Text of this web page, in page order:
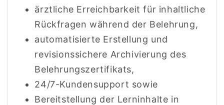
ärztliche Erreichbarkeit für inhaltliche
Rückfragen während der Belehrung,
automatisierte Erstellung und
revisionssichere Archivierung des
Belehrungs­zertifikats,
24/7-Kundensupport sowie
Bereitstellung der Lerninhalte in